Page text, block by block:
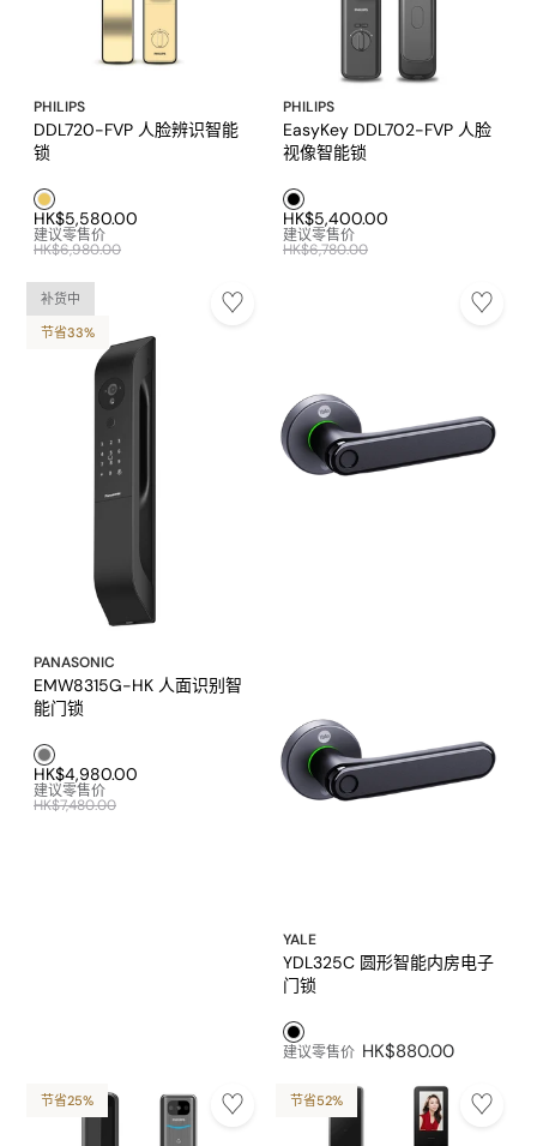
PHILIPS
DDL720-FVP 人脸辨识智能
锁
金色1
HK$5,580.00
建议零售价
HK$6,980.00
PHILIPS
EasyKey DDL702-FVP 人脸
视像智能锁
黑色1
HK$5,400.00
建议零售价
HK$6,780.00
补货中
节省33%
PANASONIC
EMW8315G-HK 人面识别智
能门锁
灰色1
HK$4,980.00
建议零售价
HK$7,480.00
YALE
YDL325C 圆形智能内房电子
门锁
黑色1
建议零售价 HK$880.00
节省25% 节省52%